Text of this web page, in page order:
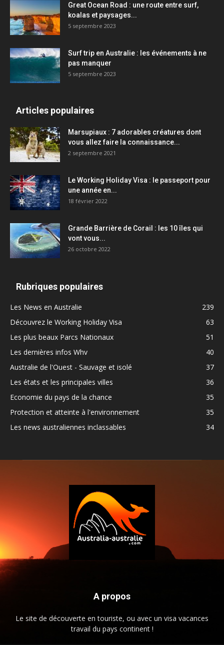
Great Ocean Road : une route entre surf,
koalas et paysages...
5 septembre 2023
Surf trip en Australie : les événements à ne
pas manquer
5 septembre 2023
Articles populaires
Marsupiaux : 7 adorables créatures dont
vous allez faire la connaissance...
2 septembre 2021
Le Working Holiday Visa : le passeport pour
une année en...
18 février 2022
Grande Barrière de Corail : les 10 îles qui
vont vous...
26 octobre 2022
Rubriques populaires
Les News en Australie
239
Découvrez le Working Holiday Visa
63
Les plus beaux Parcs Nationaux
51
Les dernières infos Whv
40
Australie de l'Ouest - Sauvage et isolé
37
Les états et les principales villes
36
Economie du pays de la chance
35
Protection et atteinte à l'environnement
35
Les news australiennes inclassables
34
A propos
Le site de découverte en touriste, ou avec un visa vacances
travail du pays continent !